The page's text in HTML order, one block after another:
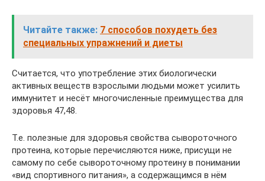
Читайте также: 7 способов похудеть без
специальных упражнений и диеты
Считается, что употребление этих биологически
активных веществ взрослыми людьми может усилить
иммунитет и несёт многочисленные преимущества для
здоровья 47,48.
Т.е. полезные для здоровья свойства сывороточного
протеина, которые перечисляются ниже, присущи не
самому по себе сывороточному протеину в понимании
«вид спортивного питания», а содержащимся в нём